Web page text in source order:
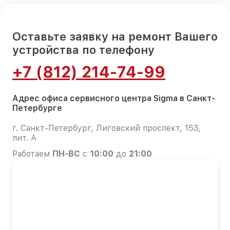
Оставьте заявку на ремонт Вашего
устройства по телефону
+7 (812) 214-74-99
Адрес офиса сервисного центра Sigma в Санкт-
Петербурге
г. Санкт-Петербург, Лиговский проспект, 153,
лит. А
Работаем ПН-ВС с 10:00 до 21:00